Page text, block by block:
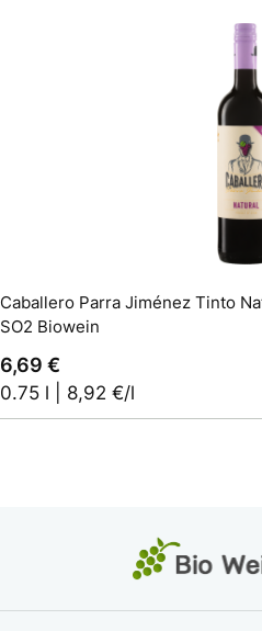
Caballero Parra Jiménez Tinto
SO2 Biowein
6,69 €
0.75 l | 8,92 €/l